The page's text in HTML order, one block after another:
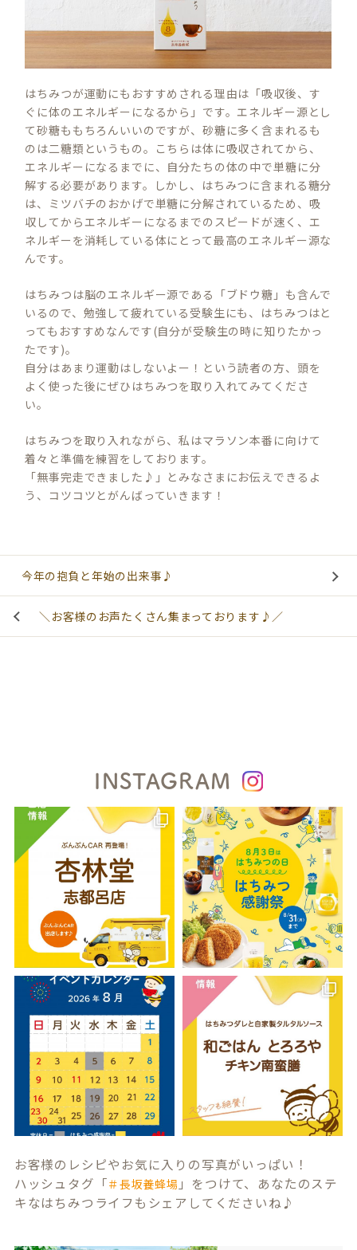
はちみつが運動にもおすすめされる理由は「吸収後、す
ぐに体のエネルギーになるから」です。エネルギー源とし
て砂糖ももちろんいいのですが、砂糖に多く含まれるも
のは二糖類というもの。こちらは体に吸収されてから、
エネルギーになるまでに、自分たちの体の中で単糖に分
解する必要があります。しかし、はちみつに含まれる糖分
は、ミツバチのおかげで単糖に分解されているため、吸
収してからエネルギーになるまでのスピードが速く、エ
ネルギーを消耗している体にとって最高のエネルギー源な
んです。
はちみつは脳のエネルギー源である「ブドウ糖」も含んで
いるので、勉強して疲れている受験生にも、はちみつはと
ってもおすすめなんです(自分が受験生の時に知りたかっ
たです)。
自分はあまり運動はしないよー！という読者の方、頭を
よく使った後にぜひはちみつを取り入れてみてくださ
い。
はちみつを取り入れながら、私はマラソン本番に向けて
着々と準備を練習をしております。
「無事完走できました♪」とみなさまにお伝えできるよ
う、コツコツとがんばっていきます！
今年の抱負と年始の出来事♪
＼お客様のお声たくさん集まっております♪／
INSTAGRAM
お客様のレシピやお気に入りの写真がいっぱい！
ハッシュタグ「＃長坂養蜂場 」をつけて、あなたのステ
キなはちみつライフもシェアしてくださいね♪